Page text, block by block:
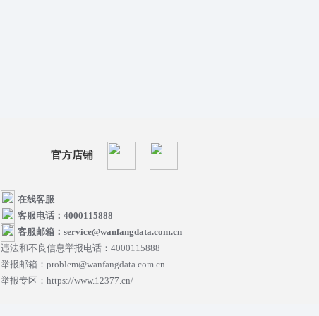
官方店铺
在线客服
客服电话：4000115888
客服邮箱：service@wanfangdata.com.cn
违法和不良信息举报电话：4000115888
举报邮箱：problem@wanfangdata.com.cn
举报专区：https://www.12377.cn/